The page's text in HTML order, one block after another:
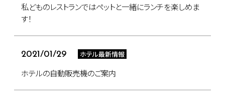
私どものレストランではペットと一緒にランチを楽しめま
す！
2021/01/29 ホテル最新情報
ホテルの自動販売機のご案内